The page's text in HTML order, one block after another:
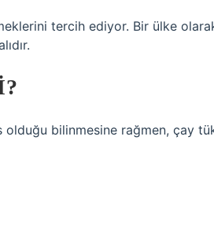
tercih ediyor. Bir ülke
olduğu bilinmesine rağmen, çay